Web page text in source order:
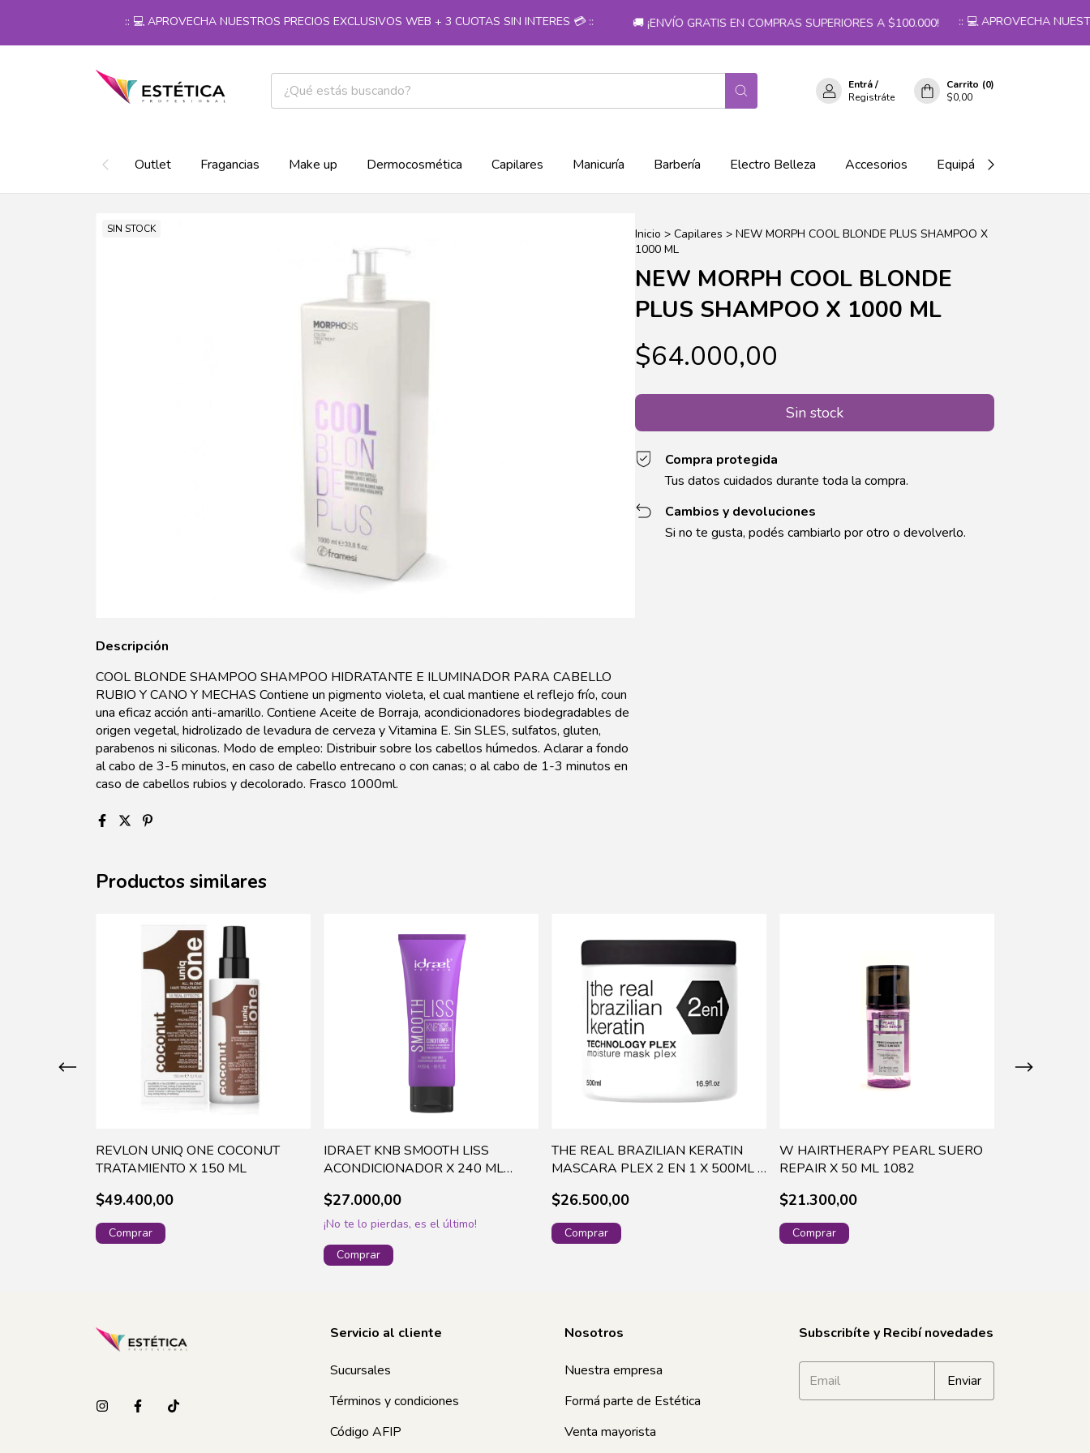
:: 💻 APROVECHA NUESTROS PRECIOS EXCLUSIVOS WEB + 3 CUOTAS SIN INTERES 💳 :: 🚚 ¡ENVÍO GRATIS EN COMPRAS SUPERIORES A $100.000! :: 💻 APROVECHA
Entrá/
Registráte
Carrito (0)
$0,00
Outlet Fragancias Make up Dermocosmética Capilares Manicuría Barbería Electro Belleza Accesorios Equipá tu salón!
SIN STOCK Inicio > Capilares > NEW MORPH COOL BLONDE PLUS SHAMPOO X
1000 ML
NEW MORPH COOL BLONDE
PLUS SHAMPOO X 1000 ML
$64.000,00
Compra protegida
Tus datos cuidados durante toda la compra.
Cambios y devoluciones
Si no te gusta, podés cambiarlo por otro o devolverlo.
Descripción
COOL BLONDE SHAMPOO SHAMPOO HIDRATANTE E ILUMINADOR PARA CABELLO
RUBIO Y CANO Y MECHAS Contiene un pigmento violeta, el cual mantiene el reflejo frío, coun
una eficaz acción anti-amarillo. Contiene Aceite de Borraja, acondicionadores biodegradables de
origen vegetal, hidrolizado de levadura de cerveza y Vitamina E. Sin SLES, sulfatos, gluten,
parabenos ni siliconas. Modo de empleo: Distribuir sobre los cabellos húmedos. Aclarar a fondo
al cabo de 3-5 minutos, en caso de cabello entrecano o con canas; o al cabo de 1-3 minutos en
caso de cabellos rubios y decolorado. Frasco 1000ml.
Productos similares
REVLON UNIQ ONE COCONUT
TRATAMIENTO X 150 ML
$49.400,00
IDRAET KNB SMOOTH LISS
ACONDICIONADOR X 240 ML
$27.000,00
¡No te lo pierdas, es el último!
THE REAL BRAZILIAN KERATIN
MASCARA PLEX 2 EN 1 X 500ML -
$26.500,00
W HAIRTHERAPY PEARL SUERO
REPAIR X 50 ML 1082
$21.300,00
Servicio al cliente
Sucursales
Términos y condiciones
Código AFIP
Nosotros
Nuestra empresa
Formá parte de Estética
Venta mayorista
Subscribíte y Recibí novedades